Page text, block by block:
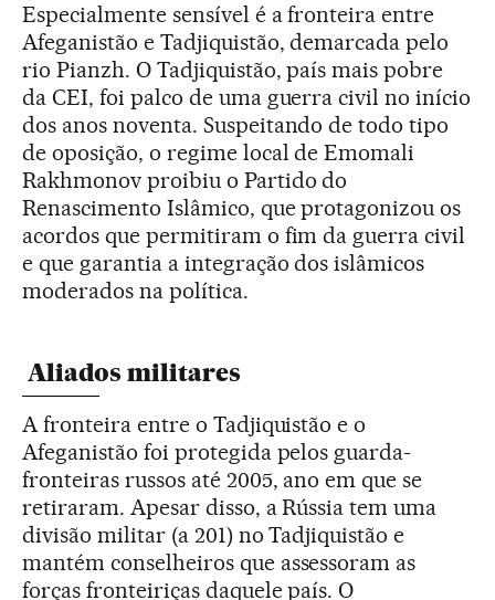
Especialmente sensível é a fronteira entre
Afeganistão e Tadjiquistão, demarcada pelo
rio Pianzh. O Tadjiquistão, país mais pobre
da CEI, foi palco de uma guerra civil no início
dos anos noventa. Suspeitando de todo tipo
de oposição, o regime local de Emomali
Rakhmonov proibiu o Partido do
Renascimento Islâmico, que protagonizou os
acordos que permitiram o fim da guerra civil
e que garantia a integração dos islâmicos
moderados na política.
Aliados militares
A fronteira entre o Tadjiquistão e o
Afeganistão foi protegida pelos guarda-
fronteiras russos até 2005, ano em que se
retiraram. Apesar disso, a Rússia tem uma
divisão militar (a 201) no Tadjiquistão e
mantém conselheiros que assessoram as
forças fronteiriças daquele país. O